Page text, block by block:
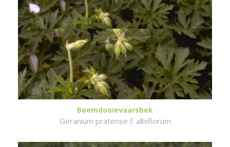
Beemdooievaarsbek
Geranium pratense f. albiflorum